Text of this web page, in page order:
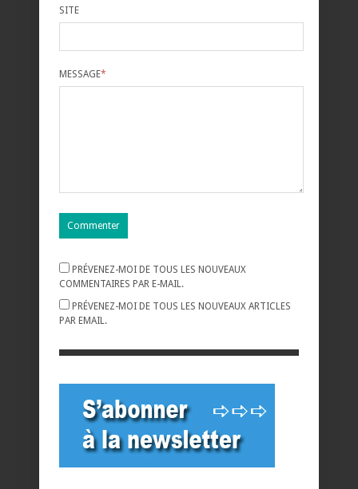
SITE
MESSAGE*
PRÉVENEZ-MOI DE TOUS LES NOUVEAUX
COMMENTAIRES PAR E-MAIL.
PRÉVENEZ-MOI DE TOUS LES NOUVEAUX ARTICLES
PAR EMAIL.